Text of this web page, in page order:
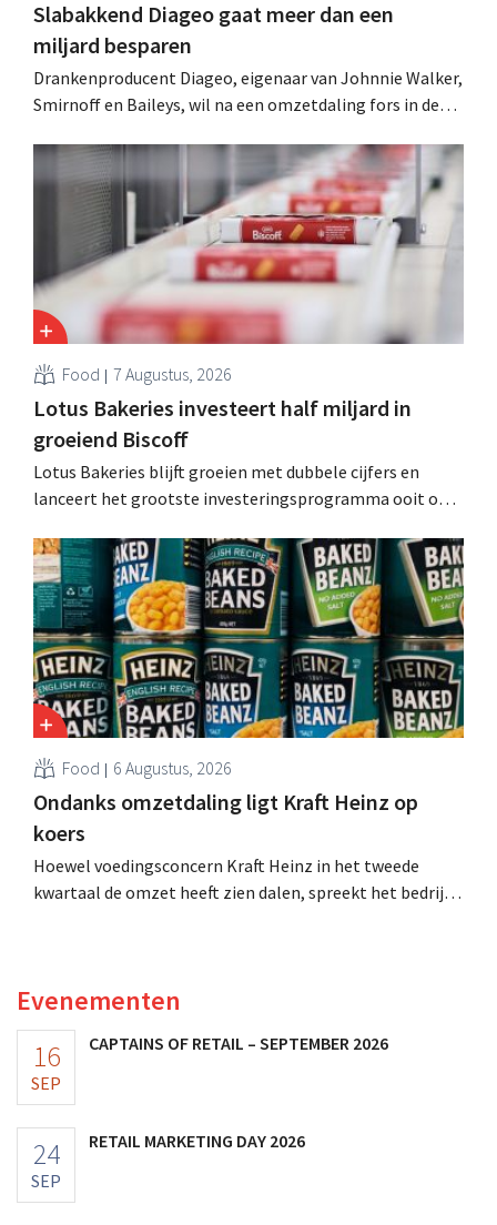
Slabakkend Diageo gaat meer dan een
miljard besparen
Drankenproducent Diageo, eigenaar van Johnnie Walker,
Smirnoff en Baileys, wil na een omzetdaling fors in de
andere Guiness en voorgemixte cocktails.
Food 7 Augustus, 2026
Lotus Bakeries investeert half miljard in
groeiend Biscoff
Lotus Bakeries blijft groeien met dubbele cijfers en
lanceert het grootste investeringsprogramma ooit om
moeten dit momentum grijpen”.
Food 6 Augustus, 2026
Ondanks omzetdaling ligt Kraft Heinz op
koers
Hoewel voedingsconcern Kraft Heinz in het tweede
kwartaal de omzet heeft zien dalen, spreekt het bedrijf
Evenementen
16
SEP
CAPTAINS OF RETAIL – SEPTEMBER 2026
24
SEP
RETAIL MARKETING DAY 2026